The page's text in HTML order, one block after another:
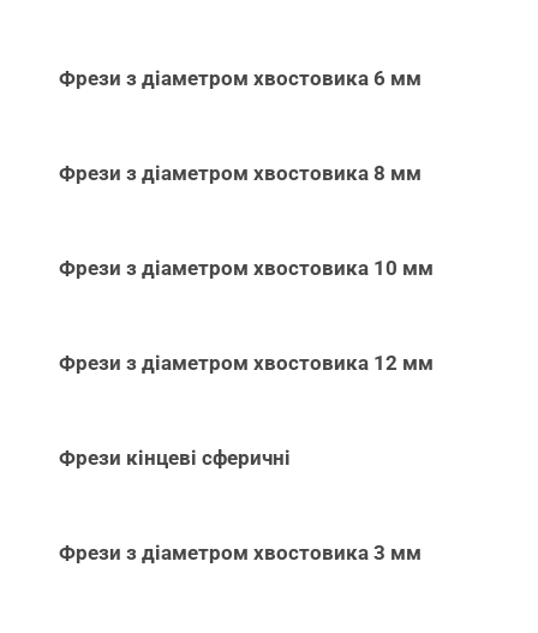
Фрези з діаметром хвостовика 6 мм
Фрези з діаметром хвостовика 8 мм
Фрези з діаметром хвостовика 10 мм
Фрези з діаметром хвостовика 12 мм
Фрези кінцеві сферичні
Фрези з діаметром хвостовика 3 мм